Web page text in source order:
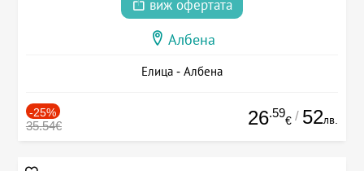
виж офертата
Албена
Елица - Албена
-25%
35.54€ 26.59
€ / 52лв.